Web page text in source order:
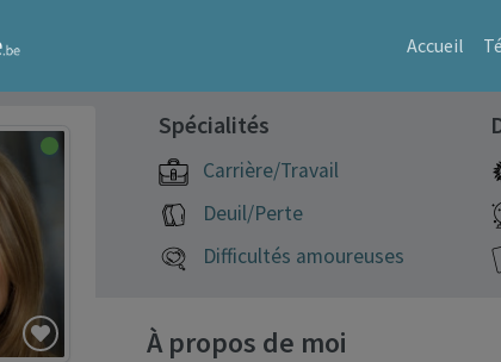
Accueil
Spécialités
Carrière/Travail
Deuil/Perte
Difficultés amoureuses
À propos de moi